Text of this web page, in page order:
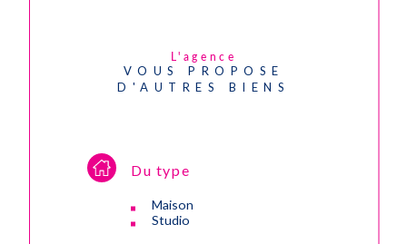
L'agence
VOUS PROPOSE
D'AUTRES BIENS
Du type
Maison
Studio